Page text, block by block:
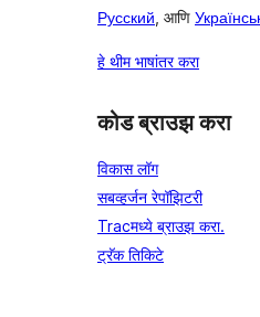
Русский, आणि
हे थीम भाषांतर करा
कोड ब्राउझ करा
विकास लॉग
सबव्हर्जन रेपॉझिटरी
Tracमध्ये ब्राउझ करा.
ट्रॅक तिकिटे